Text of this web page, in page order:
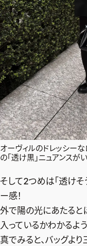
オーヴィルのドレッシー
の「透け黒」ニュアンスが
そして2つめは「透け
ー感！
外で陽の光にあたると
入っているかわかるよ
真でみると、バッグよ